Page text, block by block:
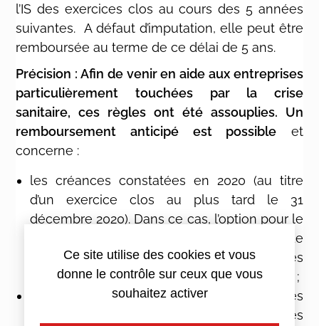
l’IS des exercices clos au cours des 5 années
suivantes. A défaut d’imputation, elle peut être
remboursée au terme de ce délai de 5 ans.
Précision : Afin de venir en aide aux entreprises
particulièrement touchées par la crise
sanitaire, ces règles ont été assouplies. Un
remboursement anticipé est possible et
concerne :
les créances constatées en 2020 (au titre
d’un exercice clos au plus tard le 31
décembre 2020). Dans ce cas, l’option pour le
report en arrière des déficits et la demande
de remboursement peuvent être réalisées
dès le lendemain de la clôture de l’exercice ;
les créances antérieures non utilisées
(option déjà exercée à la clôture des
Ce site utilise des cookies et vous
donne le contrôle sur ceux que vous
souhaitez activer